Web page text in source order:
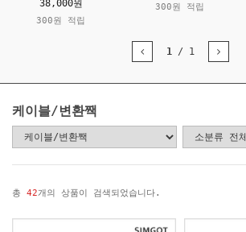
38,000원
300원 적립
300원 적립
1/ 1
케이블/변환짹
총 42개의 상품이 검색되었습니다.